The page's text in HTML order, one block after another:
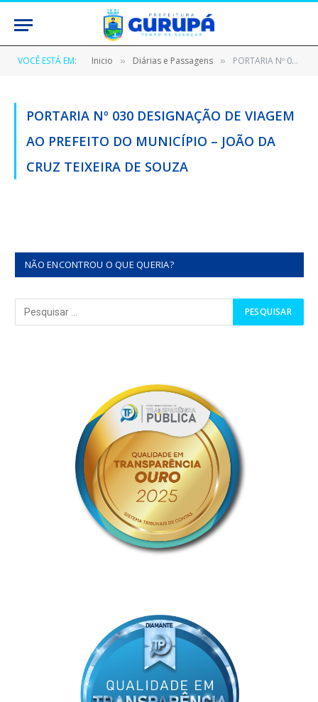
VOCÊ ESTÁ EM: Inicio » Diárias e Passagens » PORTARIA Nº 030 DESIGNAÇÃO DE VIAGEM AO PREFEITO DO MUNICÍPIO – JOÃO DA CRUZ TEIXEIRA DE SOUZA
PORTARIA Nº 030 DESIGNAÇÃO DE VIAGEM
AO PREFEITO DO MUNICÍPIO – JOÃO DA
CRUZ TEIXEIRA DE SOUZA
NÃO ENCONTROU O QUE QUERIA?